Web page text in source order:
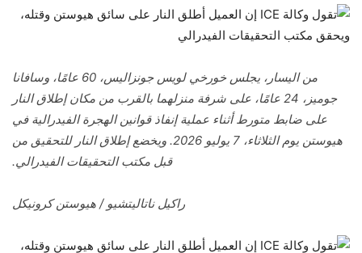
من اليسار، يجلس خورخي لويس جونزاليس، 60 عامًا، وسافانا
جوميز، 24 عامًا، على شرفة منزلهما بالقرب من مكان إطلاق النار
على ضابط متورط أثناء عملية إنفاذ قوانين الهجرة الفيدرالية في
هيوستن يوم الثلاثاء، 7 يوليو 2026. ويخضع إطلاق النار للتحقيق من
قبل مكتب التحقيقات الفيدرالي.
راكيل ناتاليتشيو / هيوستن كرونيكل